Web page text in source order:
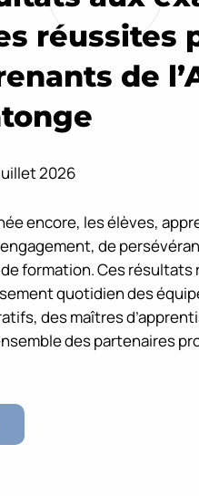
réussites
de
2026
encore, les élèves,
de
formation. Ces
quotidien des
des maîtres
des partenaires